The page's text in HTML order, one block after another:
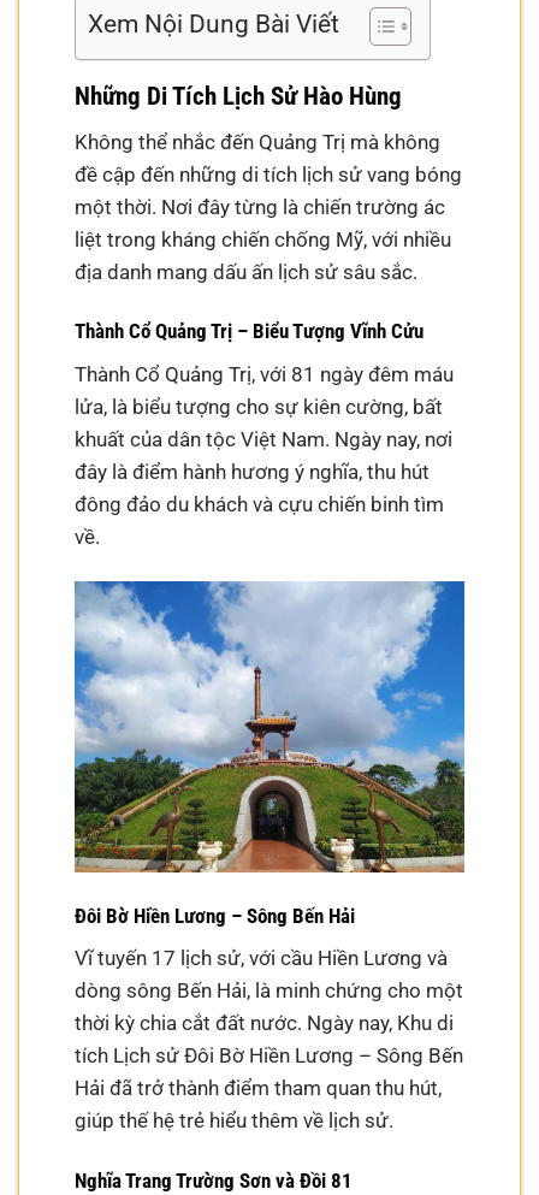
Xem Nội Dung Bài Viết
Những Di Tích Lịch Sử Hào Hùng
Không thể nhắc đến Quảng Trị mà không
đề cập đến những di tích lịch sử vang bóng
một thời. Nơi đây từng là chiến trường ác
liệt trong kháng chiến chống Mỹ, với nhiều
địa danh mang dấu ấn lịch sử sâu sắc.
Thành Cổ Quảng Trị – Biểu Tượng Vĩnh Cửu
Thành Cổ Quảng Trị, với 81 ngày đêm máu
lửa, là biểu tượng cho sự kiên cường, bất
khuất của dân tộc Việt Nam. Ngày nay, nơi
đây là điểm hành hương ý nghĩa, thu hút
đông đảo du khách và cựu chiến binh tìm
về.
Đôi Bờ Hiền Lương – Sông Bến Hải
Vĩ tuyến 17 lịch sử, với cầu Hiền Lương và
dòng sông Bến Hải, là minh chứng cho một
thời kỳ chia cắt đất nước. Ngày nay, Khu di
tích Lịch sử Đôi Bờ Hiền Lương – Sông Bến
Hải đã trở thành điểm tham quan thu hút,
giúp thế hệ trẻ hiểu thêm về lịch sử.
Nghĩa Trang Trường Sơn và Đồi 81